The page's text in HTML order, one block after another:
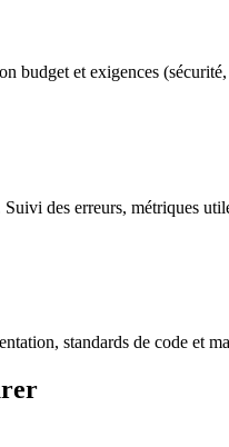
budget et exigences
des erreurs, métriques
standards de code et